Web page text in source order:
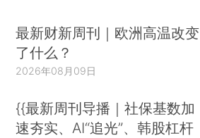
最新财新周刊｜欧洲高温改变
了什么？
2026年08月09日
{{最新周刊导播｜社保基数加
速夯实、AI“追光”、韩股杠杆